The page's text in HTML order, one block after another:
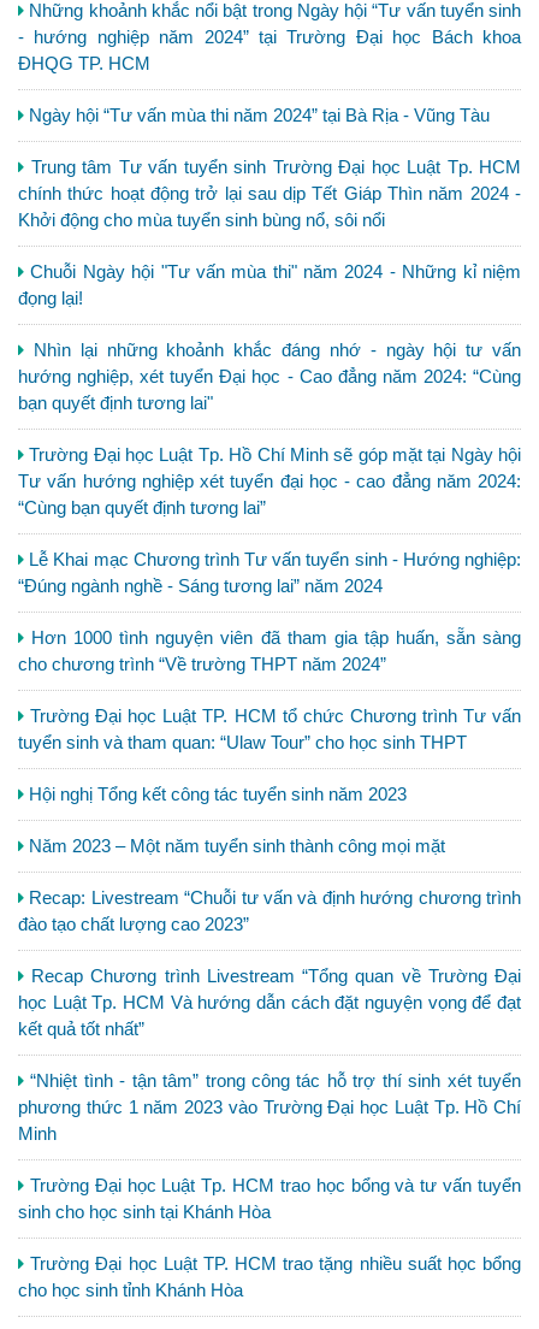
Những khoảnh khắc nổi bật trong Ngày hội “Tư vấn tuyển sinh
- hướng nghiệp năm 2024” tại Trường Đại học Bách khoa
ĐHQG TP. HCM
Ngày hội “Tư vấn mùa thi năm 2024” tại Bà Rịa - Vũng Tàu
Trung tâm Tư vấn tuyển sinh Trường Đại học Luật Tp. HCM
chính thức hoạt động trở lại sau dịp Tết Giáp Thìn năm 2024 -
Khởi động cho mùa tuyển sinh bùng nổ, sôi nổi
Chuỗi Ngày hội "Tư vấn mùa thi" năm 2024 - Những kỉ niệm
đọng lại!
Nhìn lại những khoảnh khắc đáng nhớ - ngày hội tư vấn
hướng nghiệp, xét tuyển Đại học - Cao đẳng năm 2024: “Cùng
bạn quyết định tương lai"
Trường Đại học Luật Tp. Hồ Chí Minh sẽ góp mặt tại Ngày hội
Tư vấn hướng nghiệp xét tuyển đại học - cao đẳng năm 2024:
“Cùng bạn quyết định tương lai”
Lễ Khai mạc Chương trình Tư vấn tuyển sinh - Hướng nghiệp:
“Đúng ngành nghề - Sáng tương lai” năm 2024
Hơn 1000 tình nguyện viên đã tham gia tập huấn, sẵn sàng
cho chương trình “Về trường THPT năm 2024”
Trường Đại học Luật TP. HCM tổ chức Chương trình Tư vấn
tuyển sinh và tham quan: “Ulaw Tour” cho học sinh THPT
Hội nghị Tổng kết công tác tuyển sinh năm 2023
Năm 2023 – Một năm tuyển sinh thành công mọi mặt
Recap: Livestream “Chuỗi tư vấn và định hướng chương trình
đào tạo chất lượng cao 2023”
Recap Chương trình Livestream “Tổng quan về Trường Đại
học Luật Tp. HCM Và hướng dẫn cách đặt nguyện vọng để đạt
kết quả tốt nhất”
“Nhiệt tình - tận tâm” trong công tác hỗ trợ thí sinh xét tuyển
phương thức 1 năm 2023 vào Trường Đại học Luật Tp. Hồ Chí
Minh
Trường Đại học Luật Tp. HCM trao học bổng và tư vấn tuyển
sinh cho học sinh tại Khánh Hòa
Trường Đại học Luật TP. HCM trao tặng nhiều suất học bổng
cho học sinh tỉnh Khánh Hòa